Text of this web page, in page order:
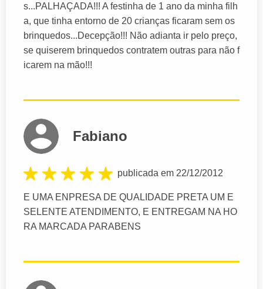
s...PALHAÇADA!!! A festinha de 1 ano da minha filh
a, que tinha entorno de 20 crianças ficaram sem os
brinquedos...Decepção!!! Não adianta ir pelo preço,
se quiserem brinquedos contratem outras para não f
icarem na mão!!!
Fabiano
publicada em 22/12/2012
E UMA ENPRESA DE QUALIDADE PRETA UM E
SELENTE ATENDIMENTO, E ENTREGAM NA HO
RA MARCADA PARABENS